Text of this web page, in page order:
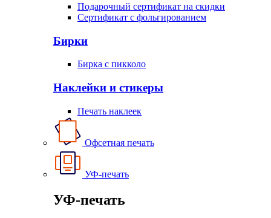
Подарочный сертификат на скидки
Сертификат с фольгированием
Бирки
Бирка с пикколо
Наклейки и стикеры
Печать наклеек
Офсетная печать
УФ-печать
УФ-печать